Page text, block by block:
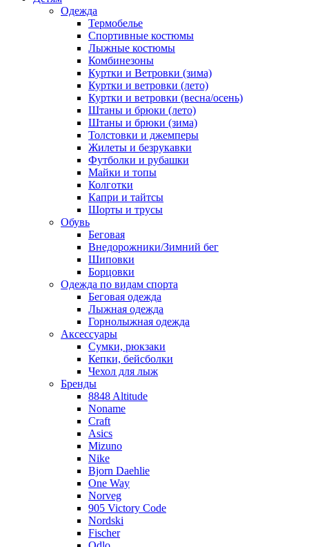
Одежда
Термобелье
Спортивные костюмы
Лыжные костюмы
Комбинезоны
Куртки и Ветровки (зима)
Куртки и ветровки (лето)
Куртки и ветровки (весна/осень)
Штаны и брюки (лето)
Штаны и брюки (зима)
Толстовки и джемперы
Жилеты и безрукавки
Футболки и рубашки
Майки и топы
Колготки
Капри и тайтсы
Шорты и трусы
Обувь
Беговая
Внедорожники/Зимний бег
Шиповки
Борцовки
Одежда по видам спорта
Беговая одежда
Лыжная одежда
Горнолыжная одежда
Аксессуары
Сумки, рюкзаки
Кепки, бейсболки
Чехол для лыж
Бренды
8848 Altitude
Noname
Craft
Asics
Mizuno
Nike
Bjorn Daehlie
One Way
Norveg
905 Victory Code
Nordski
Fischer